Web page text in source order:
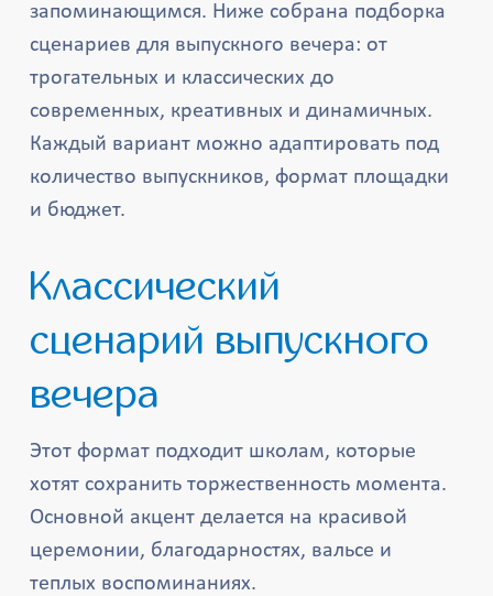
запоминающимся. Ниже собрана подборка
сценариев для выпускного вечера: от
трогательных и классических до
современных, креативных и динамичных.
Каждый вариант можно адаптировать под
количество выпускников, формат площадки
и бюджет.
Классический
сценарий выпускного
вечера
Этот формат подходит школам, которые
хотят сохранить торжественность момента.
Основной акцент делается на красивой
церемонии, благодарностях, вальсе и
теплых воспоминаниях.